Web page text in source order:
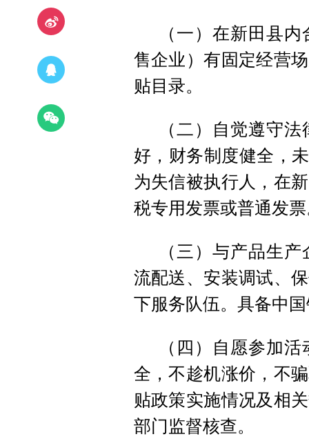
（一）在新田县
售企业）有固定经营
贴目录。
（二）自觉遵守
好，财务制度健全，
为失信被执行人，在
税专用发票或普通发
（三）与产品生
流配送、安装调试、
下服务队伍。具备中
（四）自愿参加
全，不趁机涨价，不
贴政策实施情况及相
部门监督核查。